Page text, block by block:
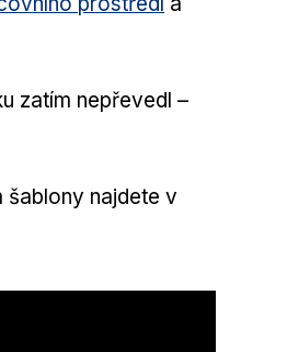
zatím nepřevedl –
šablony najdete v